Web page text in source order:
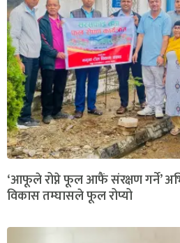
‘आफूले रोप्ने फूल आफैं संरक्षण गर्ने’
विकास तम्घासले फूल रोप्यो